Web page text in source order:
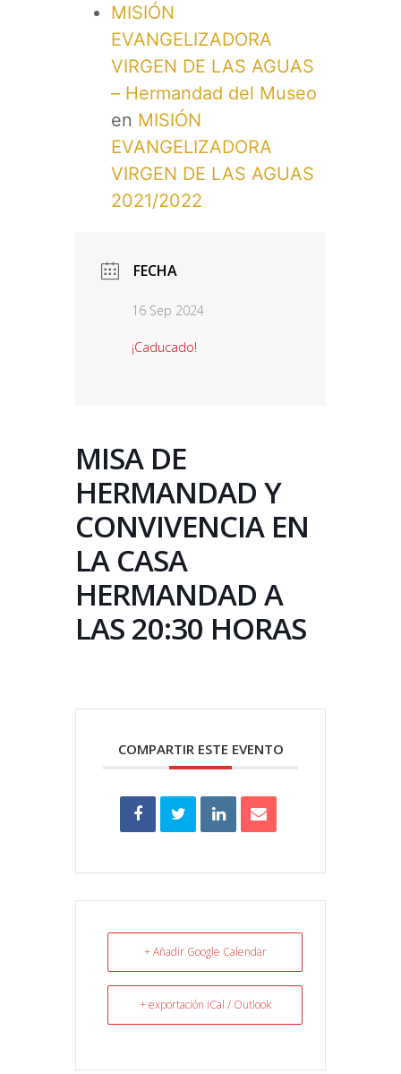
MISIÓN
EVANGELIZADORA
VIRGEN DE LAS AGUAS
– Hermandad del Museo
en MISIÓN
EVANGELIZADORA
VIRGEN DE LAS AGUAS
2021/2022
FECHA
16 Sep 2024
¡Caducado!
MISA DE
HERMANDAD Y
CONVIVENCIA EN
LA CASA
HERMANDAD A
LAS 20:30 HORAS
COMPARTIR ESTE EVENTO
+ Añadir Google Calendar
+ exportación iCal / Outlook